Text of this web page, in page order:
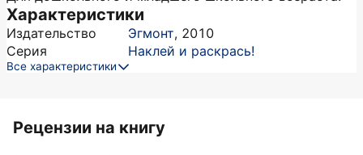
Характеристики
Издательство Эгмонт, 2010
Серия
Наклей и раскрась!
Все характеристики
Рецензии на книгу